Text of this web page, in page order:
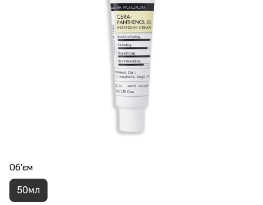
Об'єм
50мл